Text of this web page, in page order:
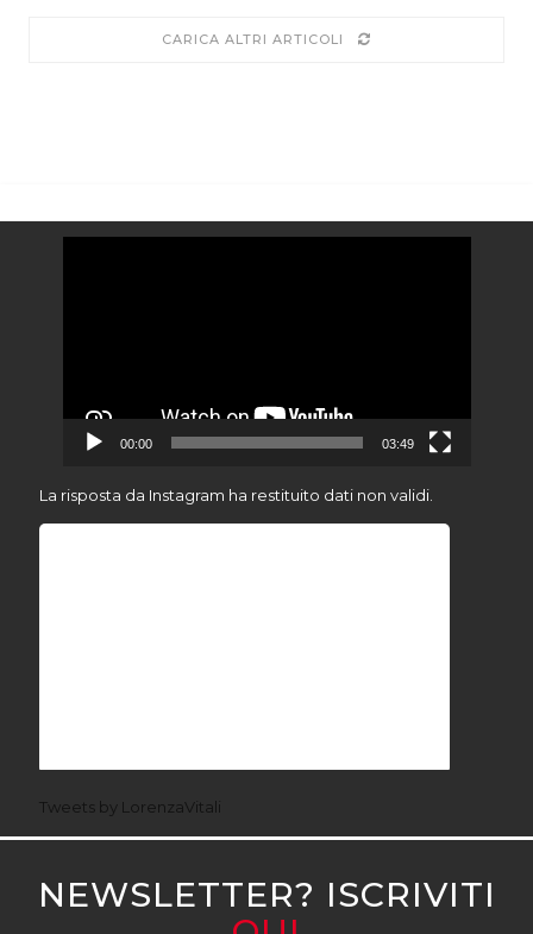
CARICA ALTRI ARTICOLI
00:00 03:49
La risposta da Instagram ha restituito dati non validi.
Tweets by LorenzaVitali
NEWSLETTER? ISCRIVITI